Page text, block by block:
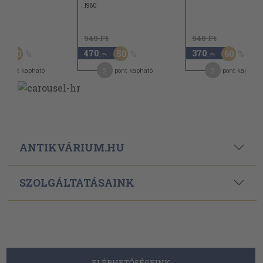
50
pont kapható
1980
940 Ft
470 ,-Ft 50
pont kapható
940 Ft
370 ,-Ft 60
pont kapható
ANTIKVÁRIUM.HU
SZOLGÁLTATÁSAINK